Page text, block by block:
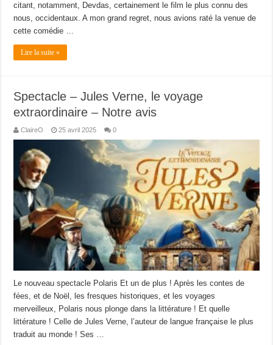
citant, notamment, Devdas, certainement le film le plus connu des
nous, occidentaux. A mon grand regret, nous avions raté la venue de
cette comédie …
Lire la suite »
Spectacle – Jules Verne, le voyage
extraordinaire – Notre avis
ClaireO 25 avril 2025 0
Le nouveau spectacle Polaris Et un de plus ! Après les contes de
fées, et de Noël, les fresques historiques, et les voyages
merveilleux, Polaris nous plonge dans la littérature ! Et quelle
littérature ! Celle de Jules Verne, l’auteur de langue française le plus
traduit au monde ! Ses …